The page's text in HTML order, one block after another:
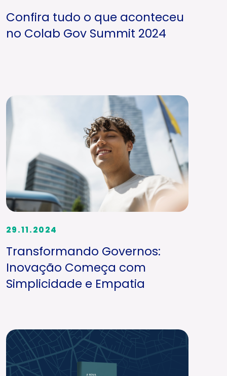
Confira tudo o que aconteceu
no Colab Gov Summit 2024
29.11.2024
Transformando Governos:
Inovação Começa com
Simplicidade e Empatia